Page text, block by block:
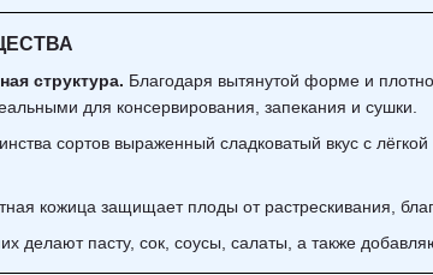
структура. Благодаря вытянутой форме и
для консервирования, запекания и сушки.
сортов выраженный сладковатый вкус с
кожица защищает плоды от растрескивания,
делают пасту, сок, соусы, салаты, а также